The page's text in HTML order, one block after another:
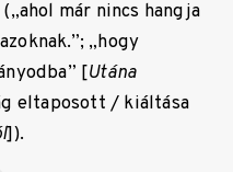
már nincs hangja
„hogy
[Utána
eltaposott / kiáltása
]).